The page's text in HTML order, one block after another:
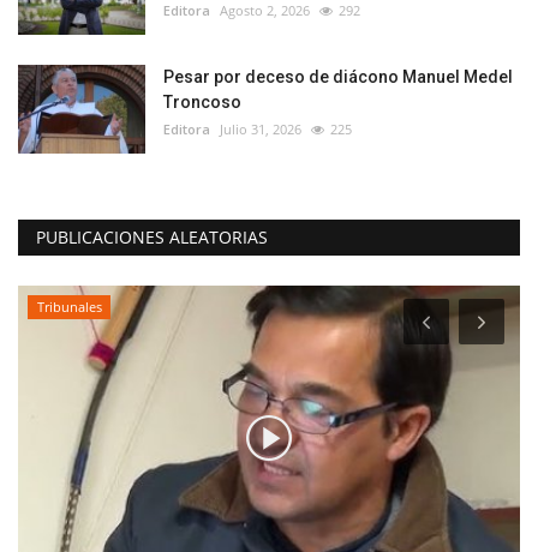
Editora Agosto 2, 2026 292
Pesar por deceso de diácono Manuel Medel
Troncoso
Editora Julio 31, 2026 225
PUBLICACIONES ALEATORIAS
Tribunales